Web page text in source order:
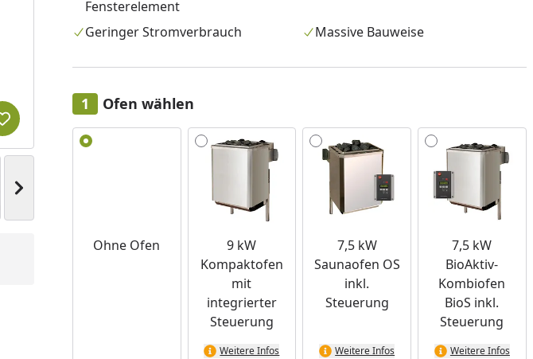
Nächstes Bild anzeigen
Produkt zur Wunschliste hinzufügen
Fensterelement
Geringer Stromverbrauch Massive Bauweise
Ofen wählen
Alle anzeigen (4)
Ohne Ofen
9 kW
Kompaktofen
mit
integrierter
Steuerung
Weitere Infos
7,5 kW
Saunaofen OS
inkl.
Steuerung
Weitere Infos
7,5 kW
BioAktiv-
Kombiofen
BioS inkl.
Steuerung
Weitere Infos